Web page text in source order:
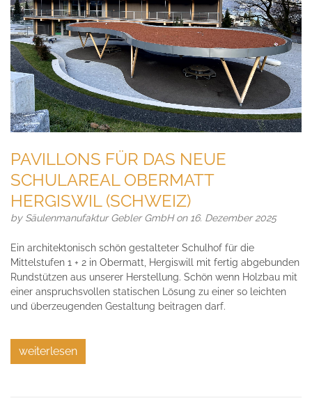
PAVILLONS FÜR DAS NEUE
SCHULAREAL OBERMATT
HERGISWIL (SCHWEIZ)
by Säulenmanufaktur Gebler GmbHon 16. Dezember 2025
Ein architektonisch schön gestalteter Schulhof für die
Mittelstufen 1 + 2 in Obermatt, Hergiswill mit fertig abgebunden
Rundstützen aus unserer Herstellung. Schön wenn Holzbau mit
einer anspruchsvollen statischen Lösung zu einer so leichten
und überzeugenden Gestaltung beitragen darf.
weiterlesen